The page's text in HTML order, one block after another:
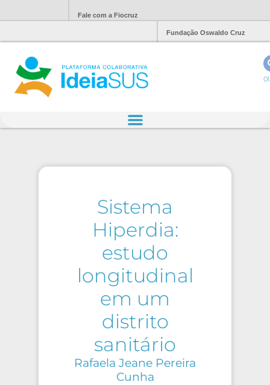
Fale com a Fiocruz
Fundação Oswaldo Cruz
Sistema
Hiperdia:
estudo
longitudinal
em um
distrito
sanitário
Rafaela Jeane Pereira
Cunha